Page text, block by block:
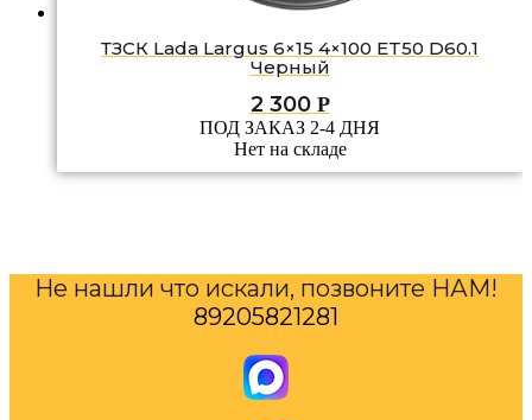
ТЗСК Lada Largus 6×15 4×100 ET50 D60.1
Черный
2 300 Р
ПОД ЗАКАЗ 2-4 ДНЯ
Нет на складе
Не нашли что искали, позвоните НАМ!
89205821281